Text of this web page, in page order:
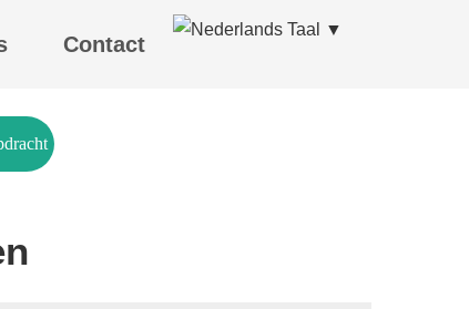
Taal ▼
Contact